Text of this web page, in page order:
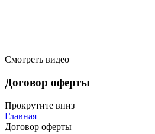
Смотреть видео
Договор оферты
Прокрутите вниз
Главная
Договор оферты